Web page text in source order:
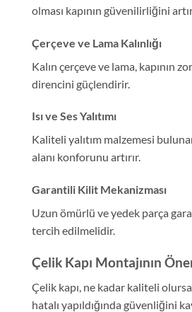
olması kapının güvenilirliğini
Çerçeve ve Lama Kalınlığı
Kalın çerçeve ve lama, kapının
direncini güçlendirir.
Isı ve Ses Yalıtımı
Kaliteli yalıtım malzemesi
alanı konforunu artırır.
Garantili Kilit Mekanizması
Uzun ömürlü ve yedek parça
tercih edilmelidir.
Çelik Kapı Montajının
Çelik kapı, ne kadar kaliteli
hatalı yapıldığında güvenliğini